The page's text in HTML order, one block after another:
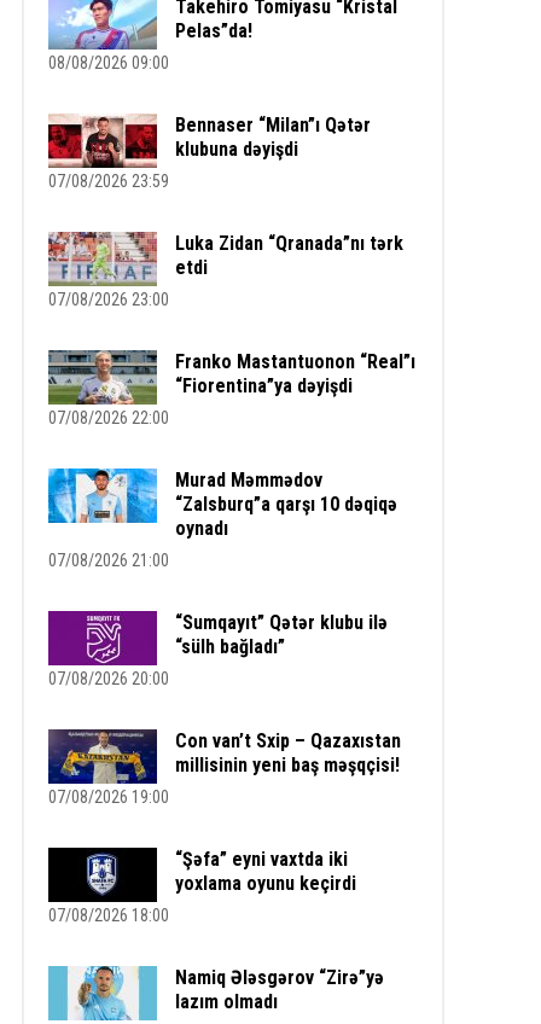
Takehiro Tomiyasu “Kristal
Pelas”da!
08/08/2026 09:00
Bennaser “Milan”ı Qətər
klubuna dəyişdi
07/08/2026 23:59
Luka Zidan “Qranada”nı tərk
etdi
07/08/2026 23:00
Franko Mastantuonon “Real”ı
“Fiorentina”ya dəyişdi
07/08/2026 22:00
Murad Məmmədov
“Zalsburq”a qarşı 10 dəqiqə
oynadı
07/08/2026 21:00
“Sumqayıt” Qətər klubu ilə
“sülh bağladı”
07/08/2026 20:00
Con van’t Sxip – Qazaxıstan
millisinin yeni baş məşqçisi!
07/08/2026 19:00
“Şəfa” eyni vaxtda iki
yoxlama oyunu keçirdi
07/08/2026 18:00
Namiq Ələsgərov “Zirə”yə
lazım olmadı